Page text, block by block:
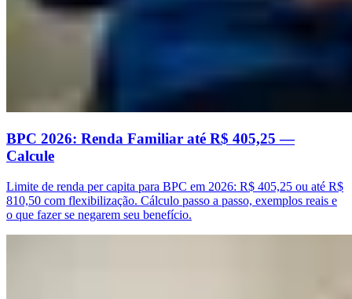
BPC 2026: Renda Familiar até R$ 405,25 —
Calcule
Limite de renda per capita para BPC em 2026: R$ 405,25 ou até R$
810,50 com flexibilização. Cálculo passo a passo, exemplos reais e
o que fazer se negarem seu benefício.